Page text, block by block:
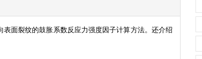
面裂纹的鼓胀系数反应力强度因子计算方法。还介绍